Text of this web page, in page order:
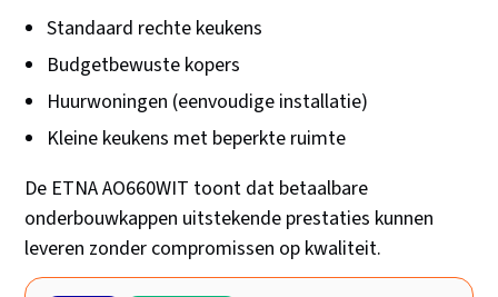
Standaard rechte keukens
Budgetbewuste kopers
Huurwoningen (eenvoudige installatie)
Kleine keukens met beperkte ruimte
De ETNA AO660WIT toont dat betaalbare
onderbouwkappen uitstekende prestaties kunnen
leveren zonder compromissen op kwaliteit.